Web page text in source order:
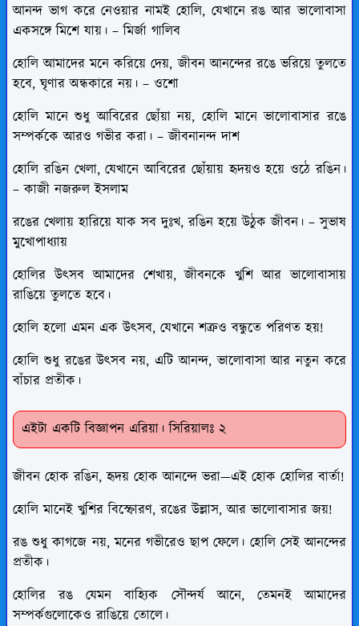
আনন্দ ভাগ করে নেওয়ার নামই হোলি, যেখানে রঙ আর ভালোবাসা
একসঙ্গে মিশে যায়। – মির্জা গালিব
হোলি আমাদের মনে করিয়ে দেয়, জীবন আনন্দের রঙে ভরিয়ে তুলতে
হবে, ঘৃণার অন্ধকারে নয়। – ওশো
হোলি মানে শুধু আবিরের ছোঁয়া নয়, হোলি মানে ভালোবাসার রঙে
সম্পর্ককে আরও গভীর করা। – জীবনানন্দ দাশ
হোলি রঙিন খেলা, যেখানে আবিরের ছোঁয়ায় হৃদয়ও হয়ে ওঠে রঙিন।
– কাজী নজরুল ইসলাম
রঙের খেলায় হারিয়ে যাক সব দুঃখ, রঙিন হয়ে উঠুক জীবন। – সুভাষ
মুখোপাধ্যায়
হোলির উৎসব আমাদের শেখায়, জীবনকে খুশি আর ভালোবাসায়
রাঙিয়ে তুলতে হবে।
হোলি হলো এমন এক উৎসব, যেখানে শত্রুও বন্ধুতে পরিণত হয়!
হোলি শুধু রঙের উৎসব নয়, এটি আনন্দ, ভালোবাসা আর নতুন করে
বাঁচার প্রতীক।
এইটা একটি বিজ্ঞাপন এরিয়া। সিরিয়ালঃ ২
জীবন হোক রঙিন, হৃদয় হোক আনন্দে ভরা—এই হোক হোলির বার্তা!
হোলি মানেই খুশির বিস্ফোরণ, রঙের উল্লাস, আর ভালোবাসার জয়!
রঙ শুধু কাগজে নয়, মনের গভীরেও ছাপ ফেলে। হোলি সেই আনন্দের
প্রতীক।
হোলির রঙ যেমন বাহ্যিক সৌন্দর্য আনে, তেমনই আমাদের
সম্পর্কগুলোকেও রাঙিয়ে তোলে।